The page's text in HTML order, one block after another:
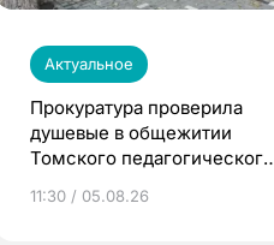
Актуальное
Прокуратура проверила
душевые в общежитии
Томского педагогического
11:30 / 05.08.26